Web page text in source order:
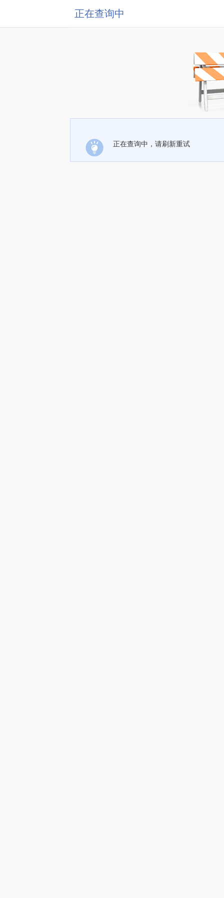
正在查询中
正在查询中，请刷新重试